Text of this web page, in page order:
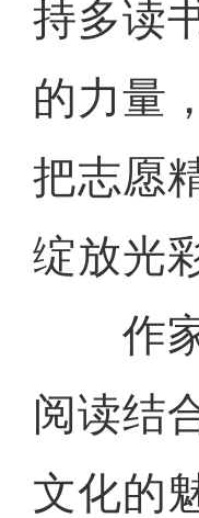
持多读
的力量
把志愿
绽放光
作家
阅读结
文化的